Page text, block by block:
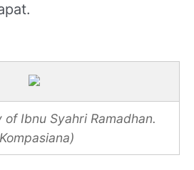
Ibnu Syahri Ramadhan.